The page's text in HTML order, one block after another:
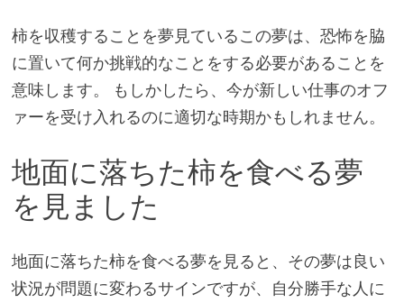
柿を収穫することを夢見ているこの夢は、恐怖を脇
に置いて何か挑戦的なことをする必要があることを
意味します。 もしかしたら、今が新しい仕事のオフ
ァーを受け入れるのに適切な時期かもしれません。
地面に落ちた柿を食べる夢
を見ました
地面に落ちた柿を食べる夢を見ると、その夢は良い
状況が問題に変わるサインですが、自分勝手な人に